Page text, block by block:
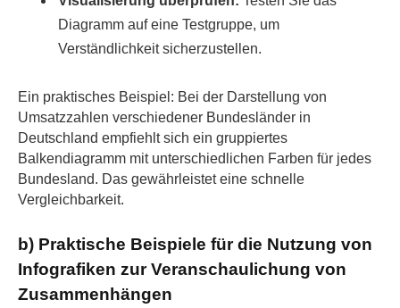
Diagramm auf eine Testgruppe, um
Verständlichkeit sicherzustellen.
Ein praktisches Beispiel: Bei der Darstellung von
Umsatzzahlen verschiedener Bundesländer in
Deutschland empfiehlt sich ein gruppiertes
Balkendiagramm mit unterschiedlichen Farben für jedes
Bundesland. Das gewährleistet eine schnelle
Vergleichbarkeit.
b) Praktische Beispiele für die Nutzung von
Infografiken zur Veranschaulichung von
Zusammenhängen